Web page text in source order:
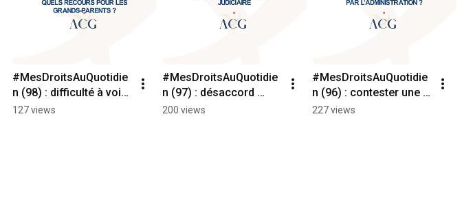
#MesDroitsAuQuotidie
n (98) : difficulté à voir
ses petits-enfants
127 views
#MesDroitsAuQuotidie
n (97) : désaccord
entre héritiers, le
200 views
#MesDroitsAuQuotidie
n (96) : contester une
décision de
227 views